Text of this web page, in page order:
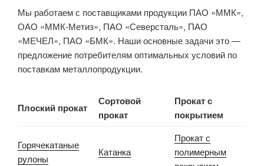
Мы работаем с поставщиками продукции ПАО «ММК»,
ОАО «ММК-Метиз», ПАО «Северсталь», ПАО
«МЕЧЕЛ», ПАО «БМК». Наши основные задачи это —
предложение потребителям оптимальных условий по
поставкам металлопродукции.
Плоский прокат
Сортовой
прокат
Прокат с
покрытием
Горячекатаные
рулоны
Катанка
Прокат с
полимерным